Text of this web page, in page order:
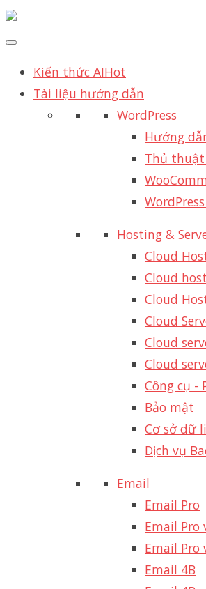
Kiến thức AIHot
Tài liệu hướng dẫn
WordPress
Hướng
Thủ thuật
Hosting &
Cloud
Cloud
Cloud
Cloud
Cloud
Cloud
Công cụ -
Bảo mật
Cơ sở dữ
Dịch vụ
Email
Email Pro
Email Pro
Email Pro
Email 4B